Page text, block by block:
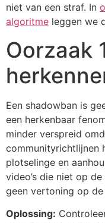
niet van een straf. In
algoritme leggen we
Oorzaak
Een shadowban is
een herkenbaar
minder verspreid
communityrichtlijnen
plotselinge en
video’s die niet op
geen vertoning op de
Oplossing: